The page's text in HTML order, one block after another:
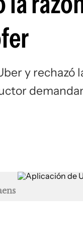
y rechazó